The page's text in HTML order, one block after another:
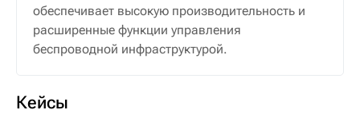
обеспечивает высокую производительность и
расширенные функции управления
беспроводной инфраструктурой.
Кейсы